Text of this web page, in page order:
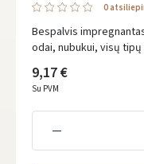
0
Bespalvis
odai, nubukui, visų tipų
9,17 €
Su PVM